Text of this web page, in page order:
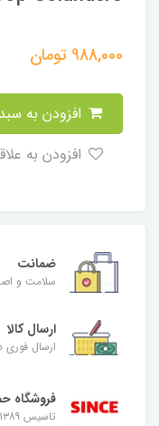
988,000 تومان
ضمانت
سلامت و
ارسال کالا
ارسال فوری در اهواز /
فروشگاه
تاسیس ۱۳۸۹